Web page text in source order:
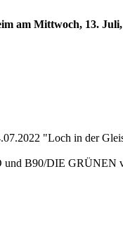
am Mittwoch, 13.
"Loch in der
B90/DIE GRÜNEN